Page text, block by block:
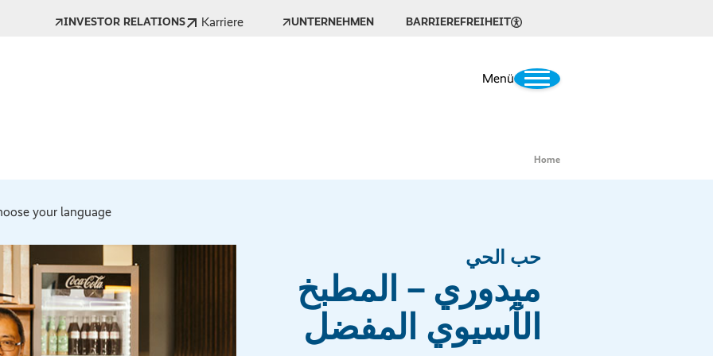
BARRIEREFREIHEIT
UNTERNEHMEN
Karriere
INVESTOR RELATIONS
Menü
Home
your language *
حب الحي
ميدوري – المطبخ
الآسيوي المفضل